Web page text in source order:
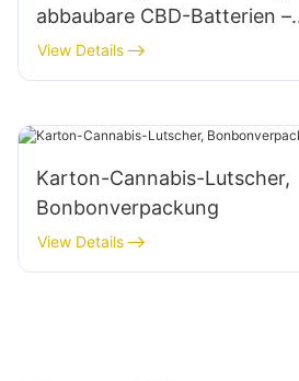
abbaubare CBD-Batterien –
CR001-4
View Details
Karton-Cannabis-Lutscher,
Bonbonverpackung
View Details